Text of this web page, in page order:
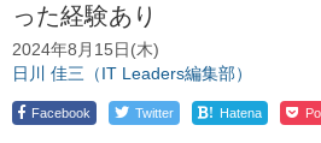
った経験あり
2024年8月15日(木)
日川 佳三（IT Leaders編集部）
Facebook Twitter ! Hatena